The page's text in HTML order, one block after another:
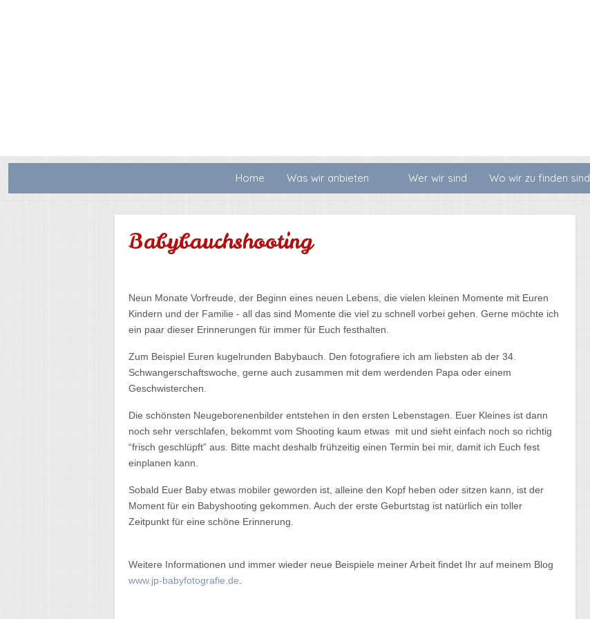
Home Was wir anbieten Wer wir sind Wo wir zu finden sind
Babybauchshooting
Neun Monate Vorfreude, der Beginn eines neuen Lebens, die vielen kleinen Momente mit Euren
Kindern und der Familie - all das sind Momente die viel zu schnell vorbei gehen. Gerne möchte ich
ein paar dieser Erinnerungen für immer für Euch festhalten.
Zum Beispiel Euren kugelrunden Babybauch. Den fotografiere ich am liebsten ab der 34.
Schwangerschaftswoche, gerne auch zusammen mit dem werdenden Papa oder einem
Geschwisterchen.
Die schönsten Neugeborenenbilder entstehen in den ersten Lebenstagen. Euer Kleines ist dann
noch sehr verschlafen, bekommt vom Shooting kaum etwas mit und sieht einfach noch so richtig
“frisch geschlüpft” aus. Bitte macht deshalb frühzeitig einen Termin bei mir, damit ich Euch fest
einplanen kann.
Sobald Euer Baby etwas mobiler geworden ist, alleine den Kopf heben oder sitzen kann, ist der
Moment für ein Babyshooting gekommen. Auch der erste Geburtstag ist natürlich ein toller
Zeitpunkt für eine schöne Erinnerung.
Weitere Informationen und immer wieder neue Beispiele meiner Arbeit findet Ihr auf meinem Blog
www.jp-babyfotografie.de